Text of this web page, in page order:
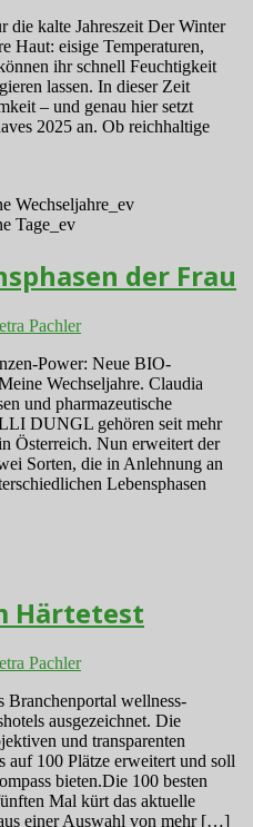
die kalte Jahreszeit Der Winter
Haut: eisige Temperaturen,
ihr schnell Feuchtigkeit
lassen. In dieser Zeit
– und genau hier setzt
2025 an. Ob reichhaltige
der Frau
Pachler
Power: Neue BIO-
Wechseljahre. Claudia
und pharmazeutische
DUNGL gehören seit mehr
Österreich. Nun erweitert der
Sorten, die in Anlehnung an
Lebensphasen
Härtetest
Pachler
Branchenportal wellness-
ausgezeichnet. Die
und transparenten
auf 100 Plätze erweitert und soll
bieten.Die 100 besten
Mal kürt das aktuelle
einer Auswahl von mehr […]